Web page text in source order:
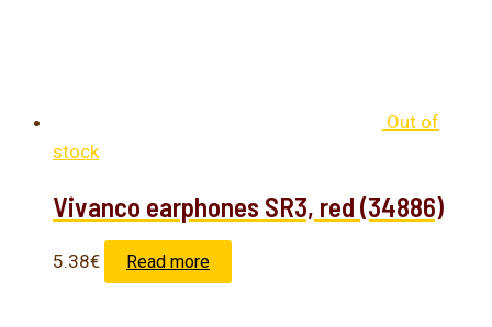
Out of
stock
Vivanco earphones SR3, red (34886)
5.38€ Read more